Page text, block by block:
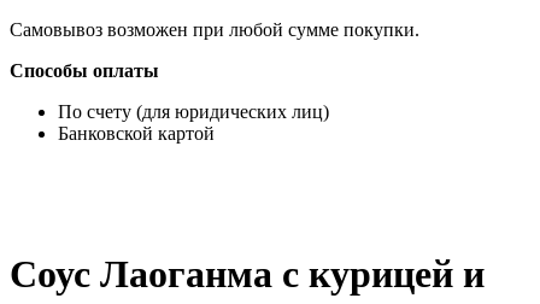
Самовывоз возможен при любой сумме покупки.
Способы оплаты
По счету (для юридических лиц)
Банковской картой
Соус Лаоганма с курицей и